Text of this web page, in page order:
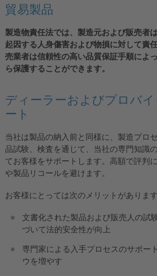
貿易製品
製造物責任法では、製造元および販売者
起因する人身傷害および物損に対して責
売業者は信頼性の高い品質保証手順によ
ら保護することができます。
ディーラーおよびプロバ
ート
当社は製品の納入前と同様に、製造プロ
品試験、検査を通じて、当社の専門知識
てお客様をサポートします。高額で評判
や製品リコールを避けます。
お客様にとっては次のメリットがあります
文書化された製品および販売人の試
づいて法的安全性が向上
専門家による入手プロセスのサポー
ウを増やす